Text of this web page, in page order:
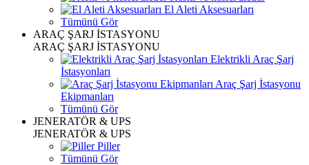
El Aleti Aksesuarları
Tümünü Gör
ARAÇ ŞARJ İSTASYONU
ARAÇ ŞARJ İSTASYONU
Elektrikli Araç Şarj
İstasyonları
Araç Şarj İstasyonu
Ekipmanları
Tümünü Gör
JENERATÖR & UPS
JENERATÖR & UPS
Piller
Tümünü Gör